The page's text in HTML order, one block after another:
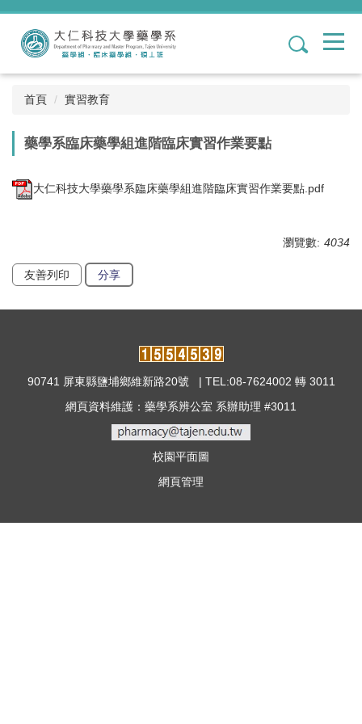
跳
內
1
首頁 實習教育
藥學系臨床藥學組進階臨床實習作業要點
大仁科技大學藥學系臨床藥學組進階臨床實習作業要點.pdf
瀏覽數: 4034
友善列印 分享
90741 屏東縣鹽埔鄉維新路20號 | TEL:08-7624002 轉 3011
網頁資料維護：藥學系辨公室 系辦助理 #3011
校園平面圖
網頁管理